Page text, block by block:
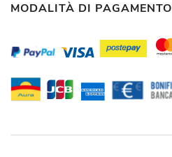
MODALITÀ DI PAGAMENTO